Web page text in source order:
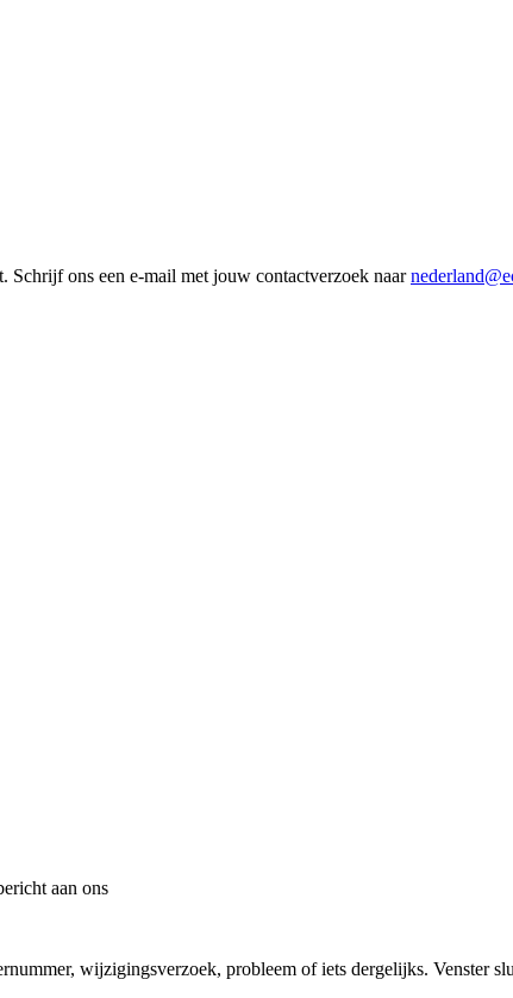
Schrijf ons een e-mail met jouw contactverzoek naar
aan ons
wijzigingsverzoek, probleem of iets dergelijks. Venster